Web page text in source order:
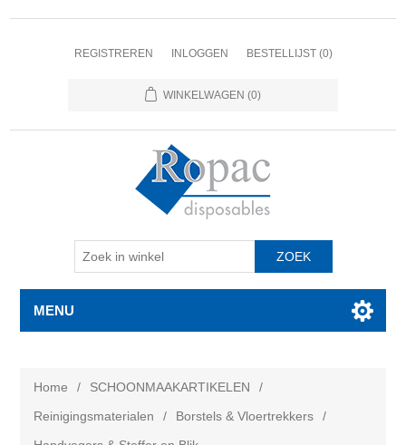
REGISTREREN INLOGGEN BESTELLIJST (0)
WINKELWAGEN (0)
MENU
Home / SCHOONMAAKARTIKELEN
/
Reinigingsmaterialen
/ Borstels & Vloertrekkers
/